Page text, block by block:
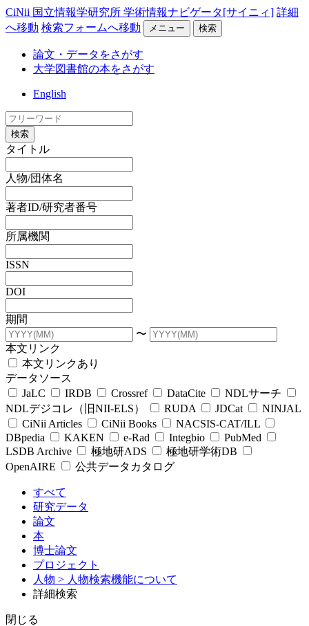
CiNii 国立情報学研究所 学術情報ナビゲータ[サイニィ] 詳細
へ移動 検索フォームへ移動 メニュー 検索
論文・データをさがす
大学図書館の本をさがす
English
検索
タイトル
人物/団体名
著者ID/研究者番号
所属機関
ISSN
DOI
期間
〜
本文リンク
本文リンクあり
データソース
JaLC
IRDB Crossref DataCite
NDLサーチ
NDLデジコレ（旧NII-ELS）
RUDA JDCat
NINJAL
CiNii Articles
CiNii Books
NACSIS-CAT/ILL
DBpedia
KAKEN e-Rad Integbio
PubMed
LSDB Archive
極地研ADS
極地研学術DB
OpenAIRE
公共データカタログ
すべて
研究データ
論文
本
博士論文
プロジェクト
人物 > 人物検索機能について
詳細検索
閉じる